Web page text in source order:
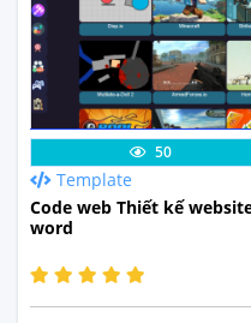
Lưu code
50
Template
Code web Thiết kế
word